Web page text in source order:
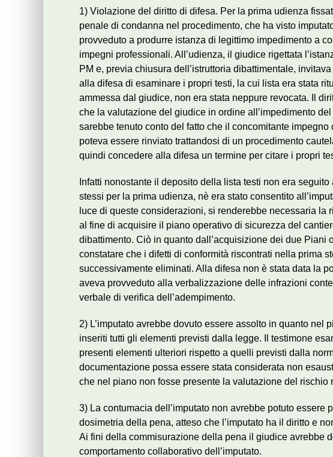
1) Violazione del diritto di difesa. Per la prima udienza
penale di condanna nel procedimento, che ha visto
provveduto a produrre istanza di legittimo impedimento a
impegni professionali. All’udienza, il giudice rigettata
PM e, previa chiusura dell’istruttoria dibattimentale,
alla difesa di esaminare i propri testi, la cui lista era stata
ammessa dal giudice, non era stata neppure revocata. Il
che la valutazione del giudice in ordine all’impedimento
sarebbe tenuto conto del fatto che il concomitante
poteva essere rinviato trattandosi di un procedimento
quindi concedere alla difesa un termine per citare i propri
Infatti nonostante il deposito della lista testi non era
stessi per la prima udienza, nè era stato consentito
luce di queste considerazioni, si renderebbe necessaria la
al fine di acquisire il piano operativo di sicurezza del
dibattimento. Ciò in quanto dall’acquisizione dei due Piani
constatare che i difetti di conformità riscontrati nella prima
successivamente eliminati. Alla difesa non è stata data la
aveva provveduto alla verbalizzazione delle infrazioni
verbale di verifica dell’adempimento.
2) L’imputato avrebbe dovuto essere assolto in quanto nel
inseriti tutti gli elementi previsti dalla legge. Il testimone
presenti elementi ulteriori rispetto a quelli previsti dalla
documentazione possa essere stata considerata non
che nel piano non fosse presente la valutazione del rischio
3) La contumacia dell’imputato non avrebbe potuto essere
dosimetria della pena, atteso che l’imputato ha il diritto e
Ai fini della commisurazione della pena il giudice avrebbe
comportamento collaborativo dell’imputato.